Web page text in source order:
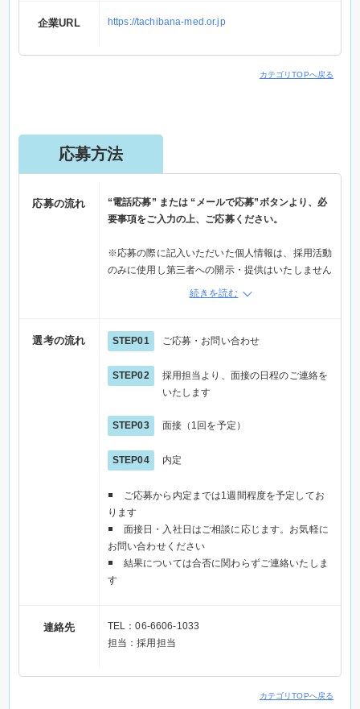
企業URL https://tachibana-med.or.jp
カテゴリTOPへ戻る
応募方法
応募の流れ
“電話応募” または “メールで応募”ボタンより、必
要事項をご入力の上、ご応募ください。
※応募の際に記入いただいた個人情報は、採用活動
のみに使用し第三者への開示・提供はいたしません
※電話応募の場合は、メールで応募ボタンから応募
※電話でご応募の際は「Elabel（えらべる）を見
た」とお伝えください
続きを読む
選考の流れ STEP01 ご応募・お問い合わせ
STEP02
採用担当より、面接の日程のご連絡を
いたします
STEP03 面接（1回を予定）
STEP04 内定
ご応募から内定までは1週間程度を予定してお
ります
面接日・入社日はご相談に応じます。お気軽に
お問い合わせください
結果については合否に関わらずご連絡いたしま
す
連絡先
TEL：06-6606-1033
担当：採用担当
カテゴリTOPへ戻る